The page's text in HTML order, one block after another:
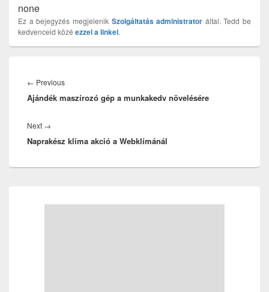
none
Ez a bejegyzés megjelenik Szolgáltatás administrator által. Tedd be
kedvenceid közé ezzel a linkel.
navigáció
← PreviousPrevious
post:
Ajándék maszírozó gép a munkakedv növelésére
Next →
post:
Naprakész klíma akció a Webklímánál